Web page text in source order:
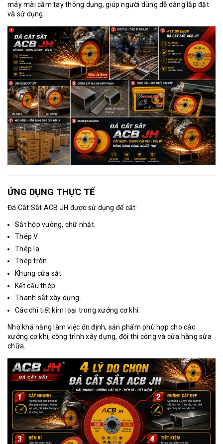
máy mài cầm tay thông dụng, giúp người dùng dễ dàng lắp đặt
và sử dụng.
ỨNG DỤNG THỰC TẾ
Đá Cắt Sắt ACB JH được sử dụng để cắt:
Sắt hộp vuông, chữ nhật.
Thép V.
Thép la.
Thép tròn.
Khung cửa sắt.
Kết cấu thép.
Thanh sắt xây dựng.
Các chi tiết kim loại trong xưởng cơ khí.
Nhờ khả năng làm việc ổn định, sản phẩm phù hợp cho các
xưởng cơ khí, công trình xây dựng, đội thi công và cửa hàng sửa
chữa.